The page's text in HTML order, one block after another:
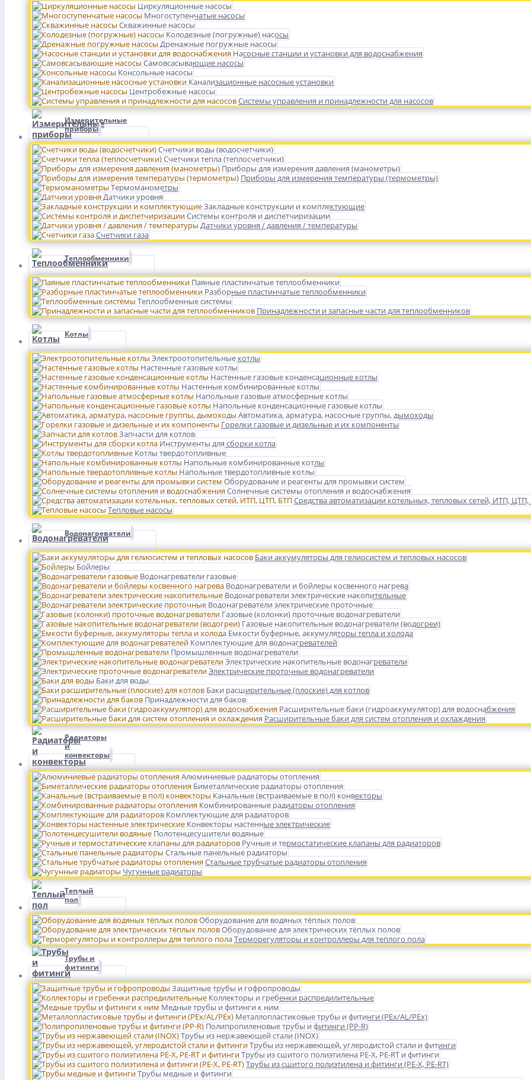
Циркуляционные насосы
Многоступенчатые насосы
Скважинные насосы
Колодезные (погружные) насосы
Дренажные погружные насосы
Насосные станции и установки для водоснабжения
Самовсасывающие насосы
Консольные насосы
Канализационные насосные установки
Центробежные насосы
Системы управления и принадлежности для насосов
Измерительные
приборы
Счетчики воды (водосчетчики)
Счетчики тепла (теплосчетчики)
Приборы для измерения давления (манометры)
Приборы для измерения температуры (термометры)
Термоманометры
Датчики уровня
Закладные конструкции и комплектующие
Системы контроля и диспетчиризации
Датчики уровня / давления / температуры
Счетчики газа
Теплообменники
Паяные пластинчатые теплообменники
Разборные пластинчатые теплообменники
Теплообменные системы
Принадлежности и запасные части для теплообменников
Котлы
Электроотопительные котлы
Настенные газовые котлы
Настенные газовые конденсационные котлы
Настенные комбинированные котлы
Напольные газовые атмосферные котлы
Напольные конденсационные газовые котлы
Автоматика, арматура, насосные группы, дымоходы
Горелки газовые и дизельные и их компоненты
Запчасти для котлов
Инструменты для сборки котла
Котлы твердотопливные
Напольные комбинированные котлы
Напольные твердотопливные котлы
Оборудование и реагенты для промывки систем
Солнечные системы отопления и водоснабжения
Средства автоматизации котельных, тепловых сетей, ИТП,
Тепловые насосы
Водонагреватели
Баки аккумуляторы для гелиосистем и тепловых насосов
Бойлеры
Водонагреватели газовые
Водонагреватели и бойлеры косвенного нагрева
Водонагреватели электрические накопительные
Водонагреватели электрические проточные
Газовые (колонки) проточные водонагреватели
Газовые накопительные водонагреватели (водогреи)
Емкости буферные, аккумуляторы тепла и холода
Комплектующие для водонагревателей
Промышленные водонагреватели
Электрические накопительные водонагреватели
Электрические проточные водонагреватели
Баки для воды
Баки расширительные (плоские) для котлов
Принадлежности для баков
Расширительные баки (гидроаккумулятор) для водоснабжения
Расширительные баки для систем отопления и охлаждения
Радиаторы
и
конвекторы
Алюминиевые радиаторы отопления
Биметаллические радиаторы отопления
Канальные (встраиваемые в пол) конвекторы
Комбинированные радиаторы отопления
Комплектующие для радиаторов
Конвекторы настенные электрические
Полотенцесушители водяные
Ручные и термостатические клапаны для радиаторов
Стальные панельные радиаторы
Стальные трубчатые радиаторы отопления
Чугунные радиаторы
Теплый
пол
Оборудование для водяных тёплых полов
Оборудование для электрических тёплых полов
Терморегуляторы и контроллеры для теплого пола
Трубы и
фитинги
Защитные трубы и гофропроводы
Коллекторы и гребенки распредилительные
Медные трубы и фитинги к ним
Металлопластиковые трубы и фитинги (PEx/AL/PEx)
Полипропиленовые трубы и фитинги (PP-R)
Трубы из нержавеющей стали (INOX)
Трубы из нержавеющей, углеродистой стали и фитинги
Трубы из сшитого полиэтилена PE-X, PE-RT и фитинги
Трубы из сшитого полиэтилена и фитинги (PE-X, PE-RT)
Трубы медные и фитинги